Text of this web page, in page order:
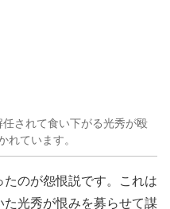
任されて食い下がる光秀が殴
れています。
のが怨恨説です。これは
光秀が恨みを募らせて謀